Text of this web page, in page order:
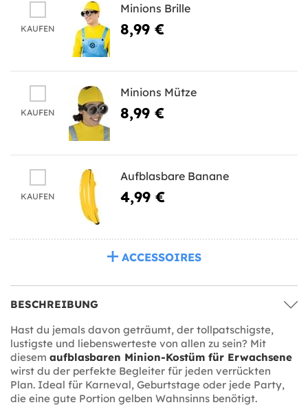
KAUFEN
Minions Brille
8,99 €
KAUFEN
Minions Mütze
8,99 €
KAUFEN
Aufblasbare Banane
4,99 €
ACCESSOIRES
BESCHREIBUNG
Hast du jemals davon geträumt, der tollpatschigste,
lustigste und liebenswerteste von allen zu sein? Mit
diesem aufblasbaren Minion-Kostüm für Erwachsene
wirst du der perfekte Begleiter für jeden verrückten
Plan. Ideal für Karneval, Geburtstage oder jede Party,
die eine gute Portion gelben Wahnsinns benötigt.